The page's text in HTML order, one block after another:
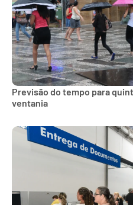
Previsão do tempo para
ventania